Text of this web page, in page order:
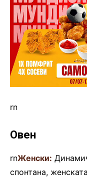
rn
Овен
rnЖенски:
спонтана,